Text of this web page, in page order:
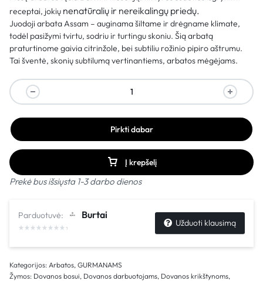
receptai, jokių nenatūralių ir nereikalingų priedų.
Juodoji arbata Assam – auginama šiltame ir drėgname klimate,
todėl pasižymi tvirtu, sodriu ir turtingu skoniu. Šią arbatą
praturtinome gaivia citrinžole, bei subtiliu rožinio pipiro aštrumu.
Tai šventė, skonių subtilumą vertinantiems, arbatos mėgėjams.
Į krepšelį
Pirkti dabar
Prekė bus išsiųsta 1-3 darbo dienos
Parduotuvė: Burtai
Užduoti klausimą
Kategorijos: Arbatos, GURMANAMS
Žymos: Dovanos bosui, Dovanos darbuotojams, Dovanos krikštynoms,